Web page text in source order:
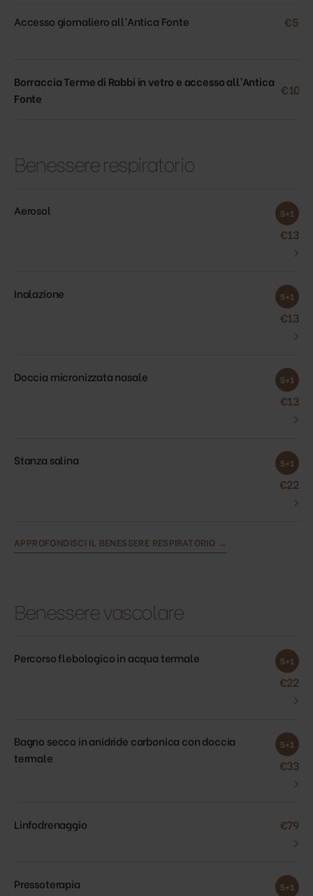
Accesso giornaliero all’Antica Fonte €5
Borraccia Terme di Rabbi in vetro e accesso all’Antica
Fonte
€10
Benessere respiratorio
Aerosol 5+1
€13
›
Inalazione 5+1
€13
›
Doccia micronizzata nasale 5+1
€13
›
Stanza salina 5+1
€22
›
APPROFONDISCI IL BENESSERE RESPIRATORIO →
Benessere vascolare
Percorso flebologico in acqua termale 5+1
€22
›
Bagno secco in anidride carbonica con doccia
termale
5+1
€33
›
Linfodrenaggio €79
›
Pressoterapia 5+1